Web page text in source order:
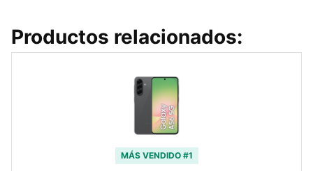
Productos relacionados:
MÁS VENDIDO #1